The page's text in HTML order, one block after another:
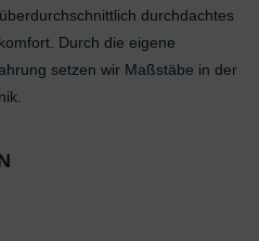
durchdachtes
Durch die eigene
setzen wir Maßstäbe in der